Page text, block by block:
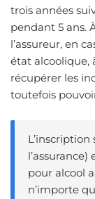
trois années
pendant 5 ans.
l’assureur, en
état alcoolique,
récupérer les
toutefois
pour alcool
n’importe